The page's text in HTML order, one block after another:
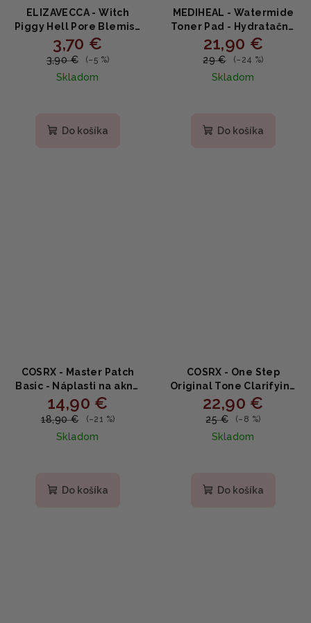
ELIZAVECCA - Witch
Piggy Hell Pore Blemish
Spot Patch - Liečivé
náplasti proti akné 44ks
3,70 €
3,90 € (–5 %)
Skladom
Do košíka
MEDIHEAL - Watermide
Toner Pad - Hydratačné
tonerové tampóny s
betainom, glycerínom a
PCA sodným 100 ks
(150ml)
21,90 €
29 € (–24 %)
Skladom
Do košíka
COSRX - Master Patch
Basic - Náplasti na akné
90ks
14,90 €
18,90 € (–21 %)
Skladom
Do košíka
COSRX - One Step
Original Tone Clarifying
Moisture Pad -
Rozjasňujúce hydratačné
tampóny s ryžovou
vodou, niacínamidom a
22,90 €
25 € (–8 %)
Skladom
Do košíka